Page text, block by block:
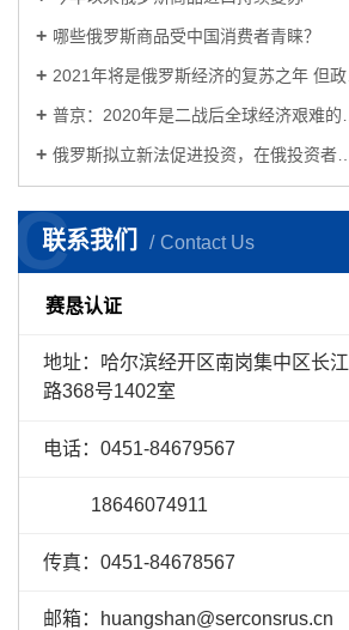
哪些俄罗斯商品受中国消费者青睐？
2021年将是俄罗斯经济的复苏之年 但政治或将面临更加严峻的挑战
普京：2020年是二战后全球经济艰难的一年 俄罗斯反危机措施见成效
俄罗斯拟立新法促进投资，在俄投资者的春天来了！
联系我们 Contact Us
C
赛恳认证
地址： 哈尔滨经开区南岗集中区长江
路368号1402室
电话：0451-84679567
18646074911
传真：0451-84678567
邮箱：huangshan@serconsrus.cn